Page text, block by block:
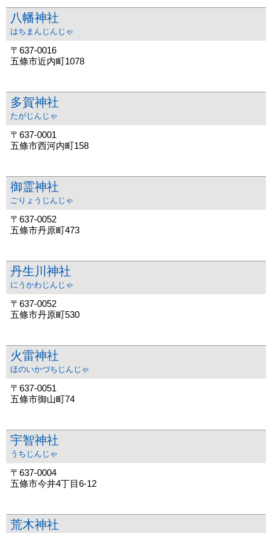
八幡神社
はちまんじんじゃ
〒637-0016
五條市近内町1078
多賀神社
たがじんじゃ
〒637-0001
五條市西河内町158
御霊神社
ごりょうじんじゃ
〒637-0052
五條市丹原町473
丹生川神社
にうかわじんじゃ
〒637-0052
五條市丹原町530
火雷神社
ほのいかづちじんじゃ
〒637-0051
五條市御山町74
宇智神社
うちじんじゃ
〒637-0004
五條市今井4丁目6-12
荒木神社